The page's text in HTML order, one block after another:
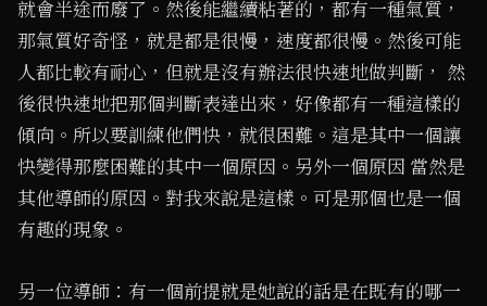
就會半途而廢了。然後能繼續粘著的，都有一種氣質，
那氣質好奇怪，就是都是很慢，速度都很慢。然後可能
人都比較有耐心，但就是沒有辦法很快速地做判斷， 然
後很快速地把那個判斷表達出來，好像都有一種這樣的
傾向。所以要訓練他們快，就很困難。這是其中一個讓
快變得那麼困難的其中一個原因。另外一個原因 當然是
其他導師的原因。對我來說是這樣。可是那個也是一個
有趣的現象。
另一位導師：有一個前提就是她說的話是在既有的哪一